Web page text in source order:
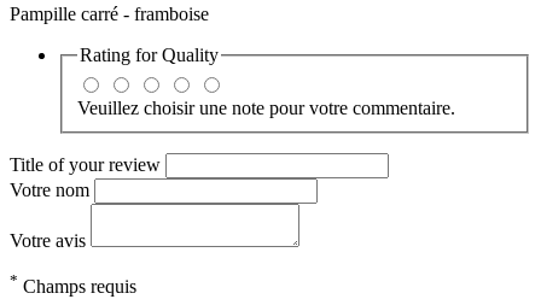
Pampille carré - framboise
Rating forQuality
Veuillez choisir une note pour votre commentaire.
Title of your review
Votre nom
Votre avis
* Champs requis